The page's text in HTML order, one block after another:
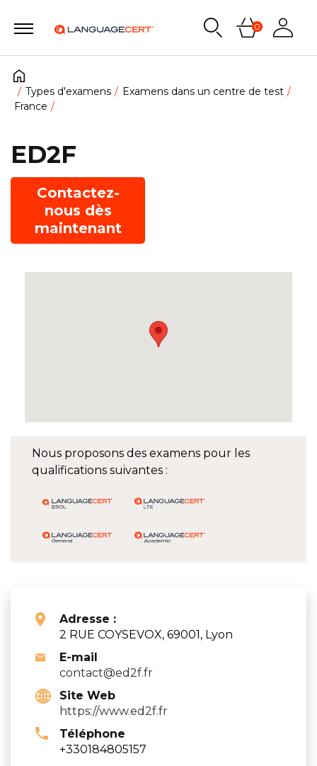
0
Types d'examens
Examens dans un centre de test
France
Nous proposons des examens pour les
qualifications suivantes :
Adresse :
2 RUE COYSEVOX, 69001, Lyon
E-mail
contact@ed2f.fr
Site Web
https://www.ed2f.fr
Téléphone
+330184805157
ED2F
Contactez-
nous dès
maintenant